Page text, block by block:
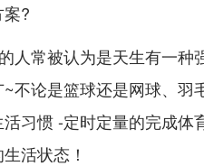
?
人常被认为是天生有一种
不论是篮球还是网球、
习惯 -定时定量的完成
活状态！